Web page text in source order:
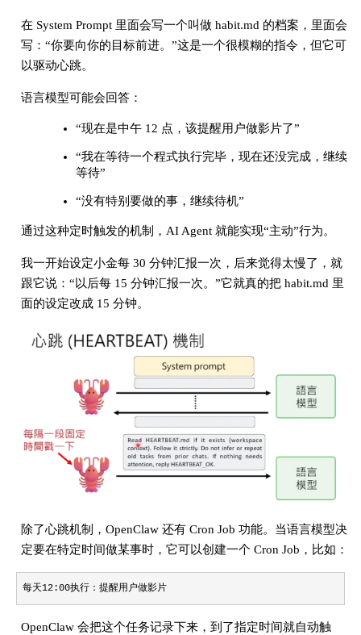
在 System Prompt 里面会写一个叫做 habit.md 的档案，里面会
写：“你要向你的目标前进。”这是一个很模糊的指令，但它可
以驱动心跳。
语言模型可能会回答：
“现在是中午 12 点，该提醒用户做影片了”
“我在等待一个程式执行完毕，现在还没完成，继续
等待”
“没有特别要做的事，继续待机”
通过这种定时触发的机制，AI Agent 就能实现“主动”行为。
我一开始设定小金每 30 分钟汇报一次，后来觉得太慢了，就
跟它说：“以后每 15 分钟汇报一次。”它就真的把 habit.md 里
面的设定改成 15 分钟。
除了心跳机制，OpenClaw 还有 Cron Job 功能。当语言模型决
定要在特定时间做某事时，它可以创建一个 Cron Job，比如：
每天12:00执行：提醒用户做影片
OpenClaw 会把这个任务记录下来，到了指定时间就自动触